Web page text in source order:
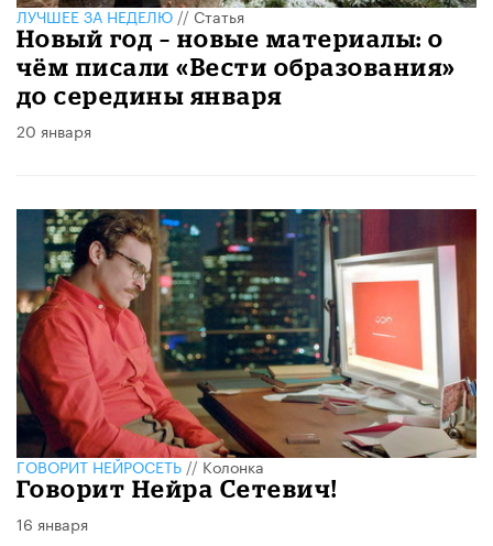
ЛУЧШЕЕ ЗА НЕДЕЛЮ//Статья
Новый год – новые материалы: о
чём писали «Вести образования»
до середины января
20 января
ГОВОРИТ НЕЙРОСЕТЬ//Колонка
Говорит Нейра Сетевич!
16 января